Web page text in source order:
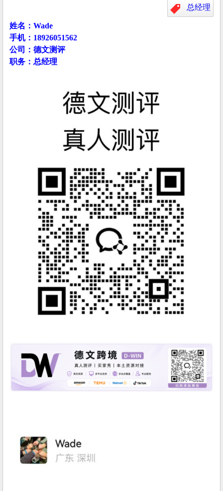
总经理
姓名：Wade
手机：18926051562
公司：德文测评
职务：总经理